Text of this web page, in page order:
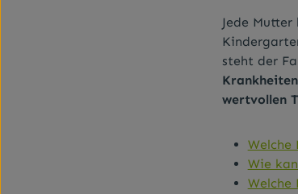
Jede
steht der
wertvollen
Welche
Wie
Welche